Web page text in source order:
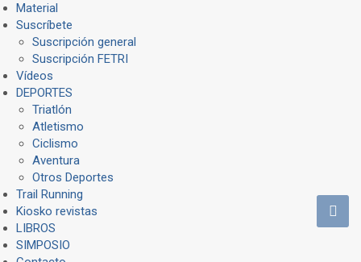
Material
Suscríbete
Suscripción general
Suscripción FETRI
Vídeos
DEPORTES
Triatlón
Atletismo
Ciclismo
Aventura
Otros Deportes
Trail Running
Kiosko revistas
LIBROS
SIMPOSIO